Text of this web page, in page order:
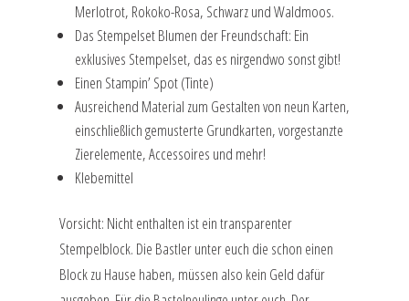
Merlotrot, Rokoko-Rosa, Schwarz und Waldmoos.
Das Stempelset Blumen der Freundschaft: Ein
exklusives Stempelset, das es nirgendwo sonst gibt!
Einen Stampin’ Spot (Tinte)
Ausreichend Material zum Gestalten von neun Karten,
einschließlich gemusterte Grundkarten, vorgestanzte
Zierelemente, Accessoires und mehr!
Klebemittel
Vorsicht: Nicht enthalten ist ein transparenter
Stempelblock. Die Bastler unter euch die schon einen
Block zu Hause haben, müssen also kein Geld dafür